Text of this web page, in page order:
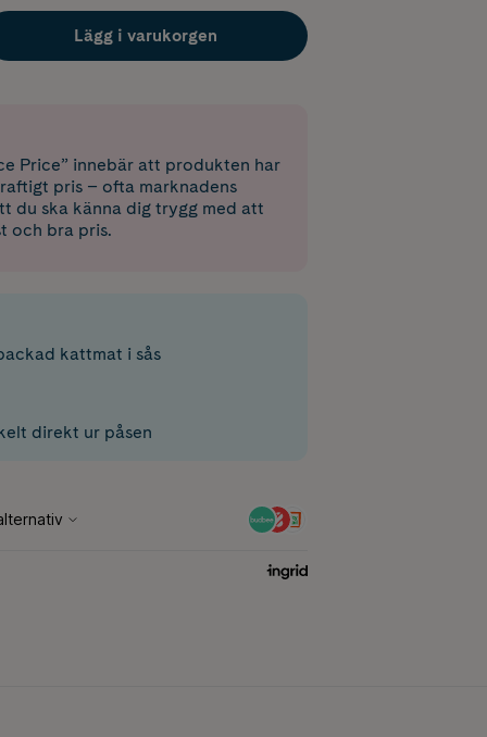
Lägg i varukorgen
Price” innebär att produkten har
pris – ofta marknadens
du ska känna dig trygg med att
och bra pris.
kattmat i sås
direkt ur påsen